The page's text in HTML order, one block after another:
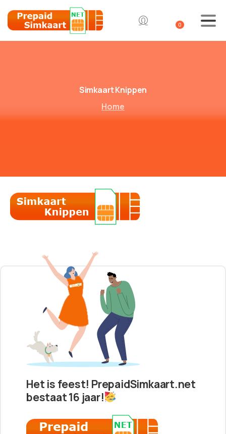
0
Simkaart Knippen
Home
Het is feest! PrepaidSimkaart.net
bestaat 16 jaar!